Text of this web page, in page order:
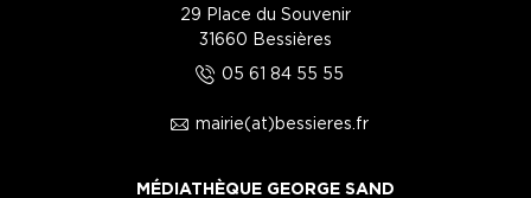
29 Place du Souvenir
31660 Bessières
5 05 61 84 55 55
1 mairie(at)bessieres.fr
MÉDIATHÈQUE GEORGE SAND